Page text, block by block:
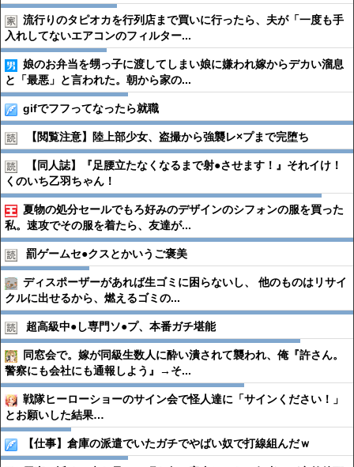
流行りのタピオカを行列店まで買いに行ったら、夫が「一度も手
入れしてないエアコンのフィルター...
娘のお弁当を甥っ子に渡してしまい娘に嫌われ嫁からデカい溜息
と「最悪」と言われた。朝から家の...
gifでフフってなったら就職
【閲覧注意】陸上部少女、盗撮から強襲レ×プまで完堕ち
【同人誌】『足腰立たなくなるまで射●︎させます！』それイけ！
くのいち乙羽ちゃん！
夏物の処分セールでもろ好みのデザインのシフォンの服を買った
私。速攻でその服を着たら、友達が...
罰ゲームセ●︎クスとかいうご褒美
ディスポーザーがあれば生ゴミに困らないし、 他のものはリサイ
クルに出せるから、燃えるゴミの...
超高級中●︎し専門ソ●︎プ、本番ガチ堪能
同窓会で。嫁が同級生数人に酔い潰されて襲われ、俺『許さん。
警察にも会社にも通報しよう』→そ...
戦隊ヒーローショーのサイン会で怪人達に「サインください！」
とお願いした結果…
【仕事】倉庫の派遣でいたガチでやばい奴で打線組んだｗ